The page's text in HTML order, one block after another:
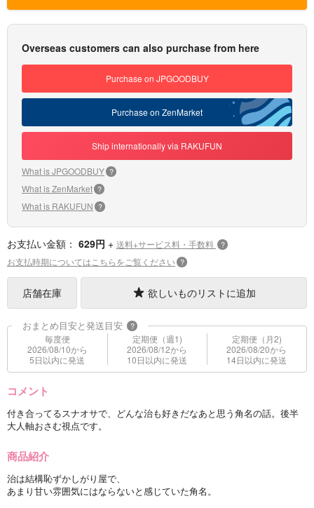
Overseas customers can also purchase from here
Purchase on JPGOODBUY
Purchase on ZenMarket
Ship internationally via RAKUFUN
What is JPGOODBUY ?
What is ZenMarket ?
What is RAKUFUN ?
お支払い金額： 629円 + 送料+サービス料・手数料 ?
お支払時期についてはこちらをご覧ください ?
店舗在庫 欲しいものリストに追加
おまとめ目安と発送目安 ?
毎度便
2026/08/10から
5日以内に発送
定期便（週1)
2026/08/12から
10日以内に発送
定期便（月2)
2026/08/20から
14日以内に発送
コメント
付き合ってるスナオサで、どんな治も好きだなあと思う角名の話。後半
大人軸おさむ視点です。
商品紹介
治は結構恥ずかしがり屋で、
あまり甘い雰囲気にはならないと感じていた角名。